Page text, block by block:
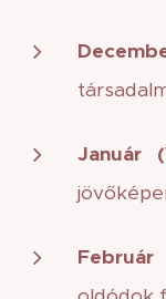
Január
Február